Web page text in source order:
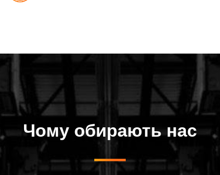
Чому обирають нас